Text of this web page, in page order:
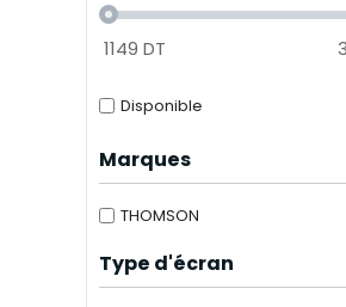
1149 DT
Disponible
Marques
THOMSON
Type d'écran